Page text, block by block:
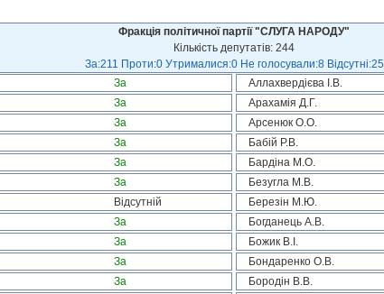
Фракція політичної партії "СЛУГА НАРОДУ"
Кількість депутатів: 244
За:211 Проти:0 Утрималися:0 Не голосували:8 Відсутні:25
За Аллахвердієва І.В.
За Арахамія Д.Г.
За Арсенюк О.О.
За Бабій Р.В.
За Бардіна М.О.
За Безугла М.В.
Відсутній Березін М.Ю.
За Богданець А.В.
За Божик В.І.
За Бондаренко О.В.
За Бородін В.В.